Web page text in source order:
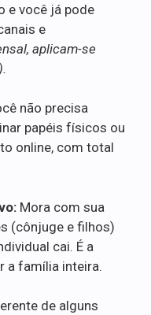
e você já pode
e
aplicam-se
não precisa
papéis físicos ou
online, com total
Mora com sua
(cônjuge e filhos)
cai. É a
a família inteira.
de alguns